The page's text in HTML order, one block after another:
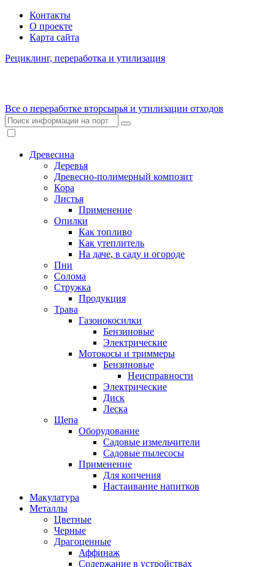
Контакты
О проекте
Карта сайта
Рециклинг, переработка и утилизация
Все о переработке вторсырья и утилизации отходов
Древесина
Деревья
Древесно-полимерный композит
Кора
Листья
Применение
Опилки
Как топливо
Как утеплитель
На даче, в саду и огороде
Пни
Солома
Стружка
Продукция
Трава
Газонокосилки
Бензиновые
Электрические
Мотокосы и триммеры
Бензиновые
Неисправности
Электрические
Диск
Леска
Щепа
Оборудование
Садовые измельчители
Садовые пылесосы
Применение
Для копчения
Настаивание напитков
Макулатура
Металлы
Цветные
Черные
Драгоценные
Аффинаж
Содержание в устройствах